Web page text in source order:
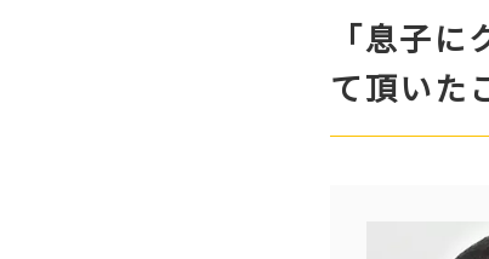
「息子
て頂いた